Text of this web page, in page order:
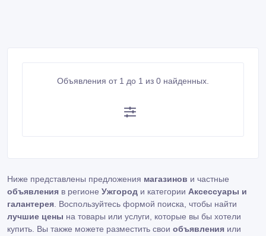
Объявления от 1 до 1 из 0 найденных.
Ниже представлены предложения магазинов и частные
объявления в регионе Ужгород и категории Аксессуары и
галантерея . Воспользуйтесь формой поиска, чтобы найти
лучшие цены на товары или услуги, которые вы бы хотели
купить. Вы также можете разместить свои объявления или